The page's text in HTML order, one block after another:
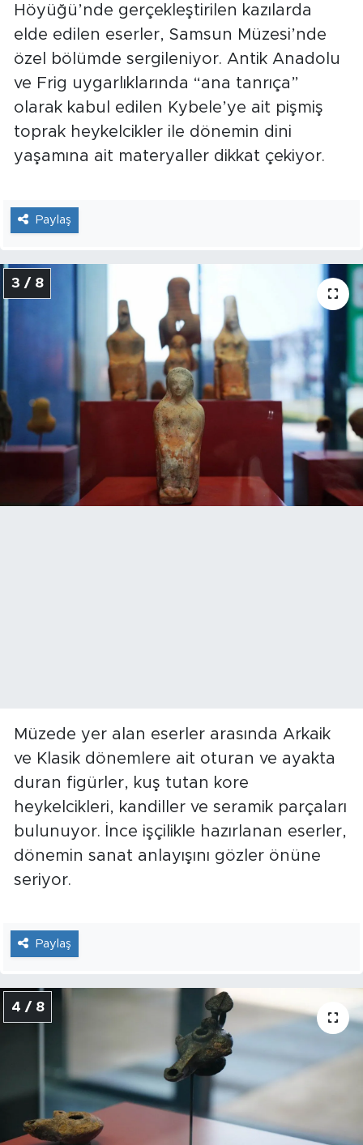
Höyüğü’nde gerçekleştirilen kazılarda
elde edilen eserler, Samsun Müzesi’nde
özel bölümde sergileniyor. Antik Anadolu
ve Frig uygarlıklarında “ana tanrıça”
olarak kabul edilen Kybele’ye ait pişmiş
toprak heykelcikler ile dönemin dini
yaşamına ait materyaller dikkat çekiyor.
Paylaş
3 / 8
Müzede yer alan eserler arasında Arkaik
ve Klasik dönemlere ait oturan ve ayakta
duran figürler, kuş tutan kore
heykelcikleri, kandiller ve seramik parçaları
bulunuyor. İnce işçilikle hazırlanan eserler,
dönemin sanat anlayışını gözler önüne
seriyor.
Paylaş
4 / 8